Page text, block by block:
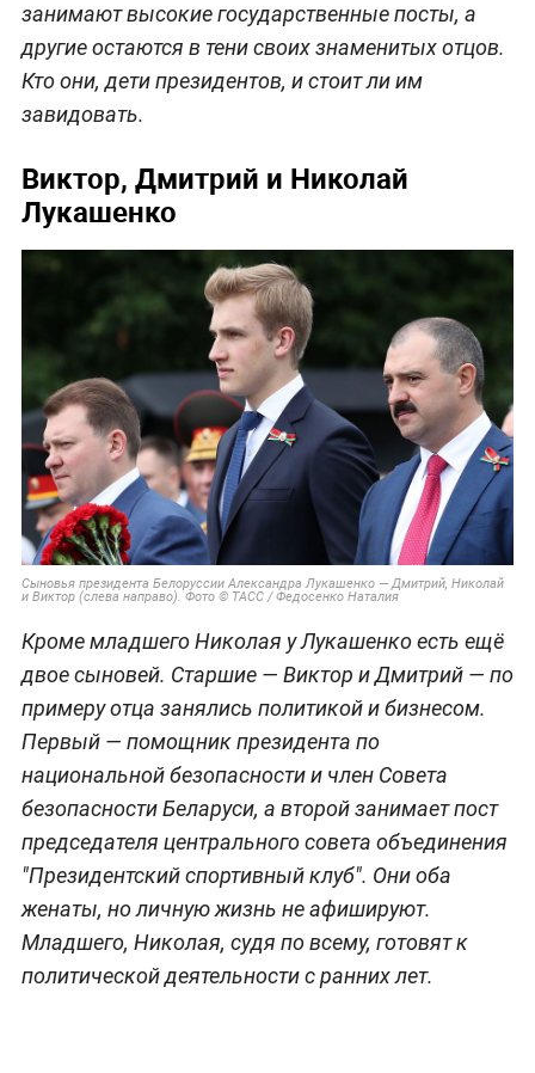
занимают высокие государственные посты, а
другие остаются в тени своих знаменитых отцов.
Кто они, дети президентов, и стоит ли им
завидовать.
Виктор, Дмитрий и Николай
Лукашенко
Сыновья президента Белоруссии Александра Лукашенко — Дмитрий, Николай
и Виктор (слева направо). Фото © ТАСС / Федосенко Наталия
Кроме младшего Николая у Лукашенко есть ещё
двое сыновей. Старшие — Виктор и Дмитрий — по
примеру отца занялись политикой и бизнесом.
Первый — помощник президента по
национальной безопасности и член Совета
безопасности Беларуси, а второй занимает пост
председателя центрального совета объединения
"Президентский спортивный клуб". Они оба
женаты, но личную жизнь не афишируют.
Младшего, Николая, судя по всему, готовят к
политической деятельности с ранних лет.